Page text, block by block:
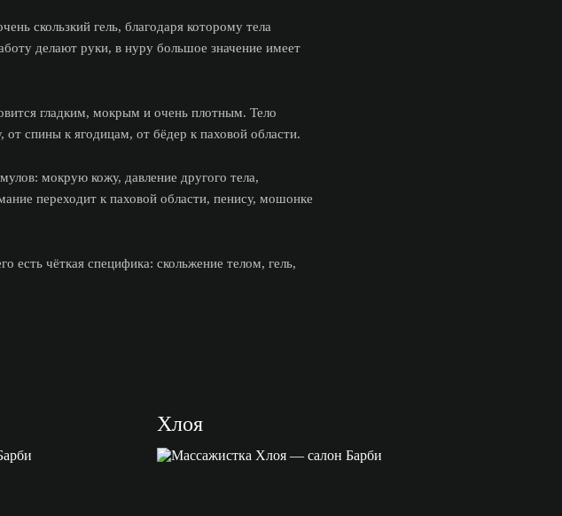
скользкий гель, благодаря которому тела
делают руки, в нуру большое значение имеет
гладким, мокрым и очень плотным. Тело
спины к ягодицам, от бёдер к паховой области.
мокрую кожу, давление другого тела,
переходит к паховой области, пенису, мошонке
чёткая специфика: скольжение телом, гель,
Хлоя